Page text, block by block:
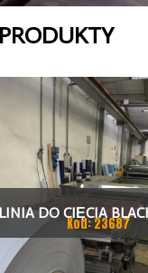
LINIA DO CIĘCIA
X 1,5 (2,5) MM
Kod: 23687